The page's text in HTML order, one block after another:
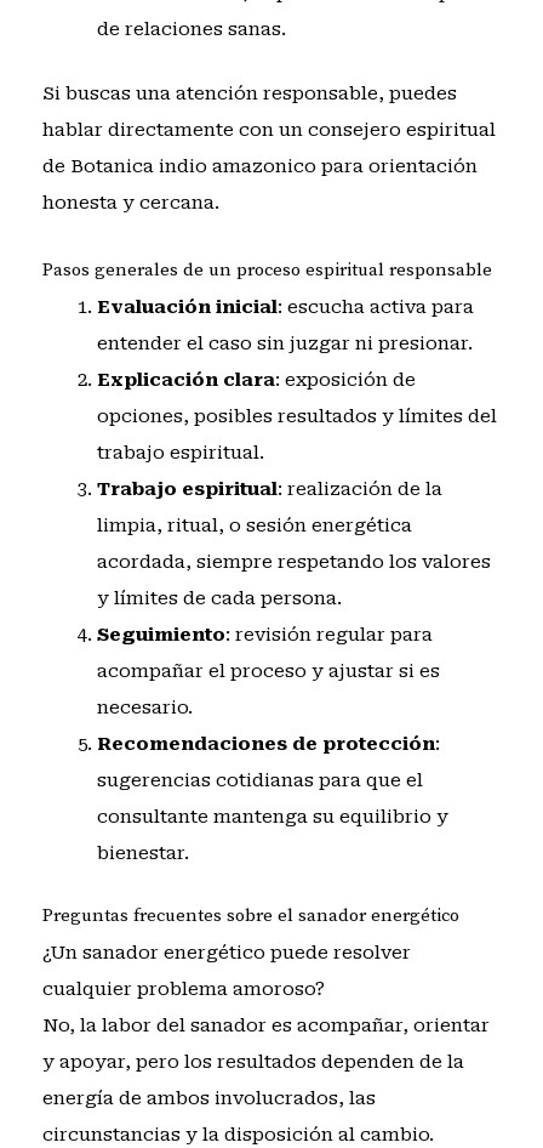
de relaciones sanas.
Si buscas una atención responsable, puedes
hablar directamente con un consejero espiritual
de Botanica indio amazonico para orientación
honesta y cercana.
Pasos generales de un proceso espiritual responsable
Evaluación inicial: escucha activa para
entender el caso sin juzgar ni presionar.
Explicación clara: exposición de
opciones, posibles resultados y límites del
trabajo espiritual.
Trabajo espiritual: realización de la
limpia, ritual, o sesión energética
acordada, siempre respetando los valores
y límites de cada persona.
Seguimiento: revisión regular para
acompañar el proceso y ajustar si es
necesario.
Recomendaciones de protección:
sugerencias cotidianas para que el
consultante mantenga su equilibrio y
bienestar.
Preguntas frecuentes sobre el sanador energético
¿Un sanador energético puede resolver
cualquier problema amoroso?
No, la labor del sanador es acompañar, orientar
y apoyar, pero los resultados dependen de la
energía de ambos involucrados, las
circunstancias y la disposición al cambio.